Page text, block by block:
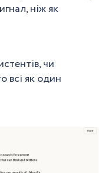
ніж як
чи
всі як один